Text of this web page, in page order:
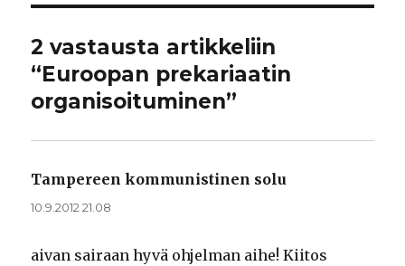
2 vastausta artikkeliin
“Euroopan prekariaatin
organisoituminen”
Tampereen kommunistinen solu
10.9.2012 21.08
aivan sairaan hyvä ohjelman aihe! Kiitos